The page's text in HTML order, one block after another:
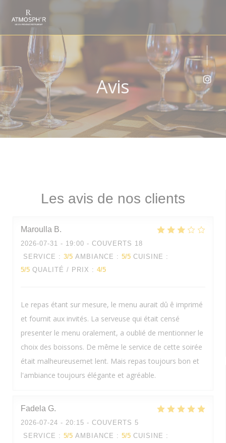
Avis
Les avis de nos clients
Maroulla B
2026-07-31 - 19:00 - COUVERTS 18
SERVICE : 3/5 AMBIANCE : 5/5 CUISINE :
5/5 QUALITÉ / PRIX : 4/5
Le repas étant sur mesure, le menu aurait dû ê imprimé
et fournit aux invités. La serveuse qui était censé
presenter le menu oralement, a oublié de mentionner le
choix des boissons. De même le service de cette soirée
était malheureusemet lent. Mais repas toujours bon et
l'ambiance toujours élégante et agréable.
Fadela G
2026-07-24 - 20:15 - COUVERTS 5
SERVICE : 5/5 AMBIANCE : 5/5 CUISINE :